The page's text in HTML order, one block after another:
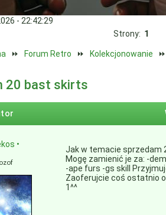
- 22:42:29
Strony: 1
⏩ Forum Retro ⏩ Kolekcjonowanie
20 bast skirts
•
Jak w temacie sprzedam
Mogę zamienić je za: -
-ape furs -gs skill
Zaoferujcie coś ostatnio
1^^